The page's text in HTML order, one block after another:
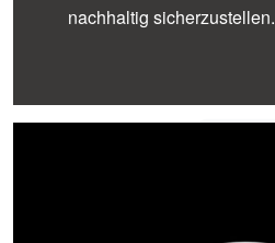
nachhaltig sicherzustellen.